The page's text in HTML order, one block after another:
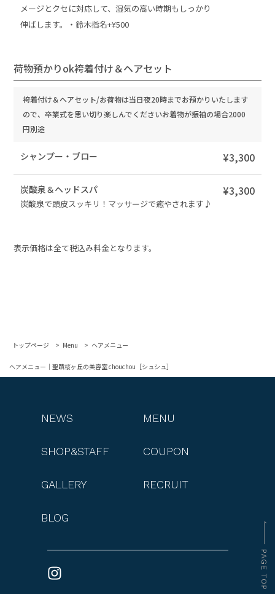
メージとクセに対応して、湿気の高い時期もしっかり
伸ばします。・鈴木指名+¥500
荷物預かりok袴着付け＆ヘアセット
袴着付け＆ヘアセット/お荷物は当日夜20時までお預かりいたします
ので、卒業式を思い切り楽しんでくださいお着物が振袖の場合2000
円別途
シャンプー・ブロー ¥3,300
炭酸泉＆ヘッドスパ
炭酸泉で頭皮スッキリ！マッサージで癒やされます♪
¥3,300
表示価格は全て税込み料金となります。
トップページ Menu ヘアメニュー
ヘアメニュー｜聖蹟桜ヶ丘の美容室 chouchou［シュシュ］
NEWS MENU
SHOP&STAFF COUPON
GALLERY RECRUIT
BLOG